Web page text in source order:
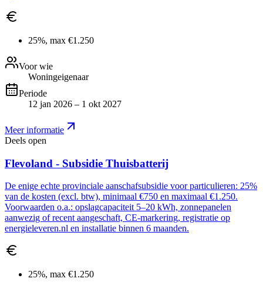
25%, max €1.250
Voor wie
Woningeigenaar
Periode
12 jan 2026 – 1 okt 2027
Meer informatie
Deels open
Flevoland - Subsidie Thuisbatterij
De enige echte provinciale aanschafsubsidie voor particulieren: 25%
van de kosten (excl. btw), minimaal €750 en maximaal €1.250.
Voorwaarden o.a.: opslagcapaciteit 5–20 kWh, zonnepanelen
aanwezig of recent aangeschaft, CE-markering, registratie op
energieleveren.nl en installatie binnen 6 maanden.
25%, max €1.250